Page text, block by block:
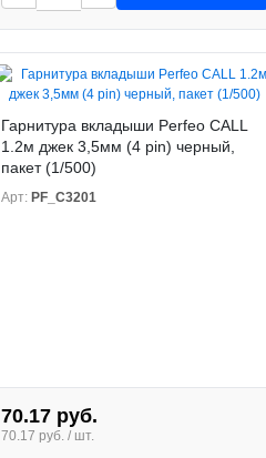
Гарнитура вкладыши Perfeo CALL
1.2м джек 3,5мм (4 pin) черный,
пакет (1/500)
Арт: PF_C3201
70.17 руб.
70.17 руб. / шт.